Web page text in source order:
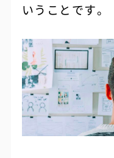
いうことです。